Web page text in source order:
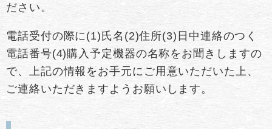
ださい。
電話受付の際に(1)氏名(2)住所(3)日中連絡のつく
電話番号(4)購入予定機器の名称をお聞きしますの
で、上記の情報をお手元にご用意いただいた上、
ご連絡いただきますようお願いします。